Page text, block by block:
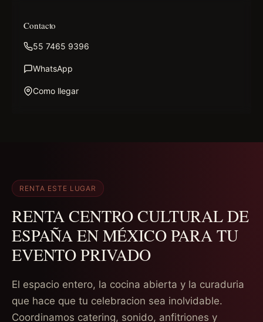
Contacto
55 7465 9396
WhatsApp
Como llegar
RENTA ESTE LUGAR
RENTA CENTRO CULTURAL DE
ESPAÑA EN MÉXICO PARA TU
EVENTO PRIVADO
El espacio entero, la cocina abierta y la curaduria
que hace que tu celebracion sea inolvidable.
Coordinamos catering, sonido, anfitriones y